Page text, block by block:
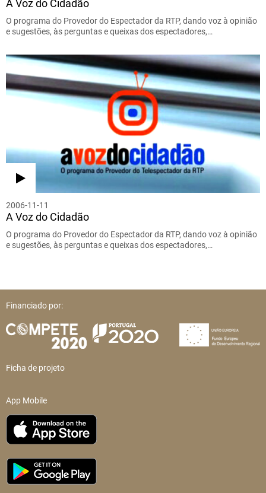
A Voz do Cidadão
O programa do Provedor do Espectador da RTP, dando voz à opinião
e sugestões, às perguntas e queixas dos espectadores,…
2006-11-11
A Voz do Cidadão
O programa do Provedor do Espectador da RTP, dando voz à opinião
e sugestões, às perguntas e queixas dos espectadores,…
Financiado por:
Ficha de projeto
App Mobile